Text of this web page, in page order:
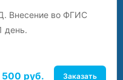
Внесение во ФГИС
день.
руб. Заказать